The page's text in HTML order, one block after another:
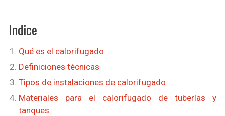
Indice
Qué es el calorifugado
Definiciones técnicas
Tipos de instalaciones de calorifugado
Materiales para el calorifugado de tuberías y
tanques